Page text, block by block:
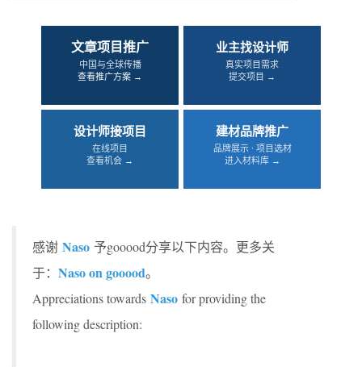
文章项目推广
中国与全球传播
查看推广方案 →
业主找设计师
真实项目需求
提交项目 →
设计师接项目
在线项目
查看机会 →
建材品牌推广
品牌展示 · 项目选材
进入材料库 →
感谢 Naso 予gooood分享以下内容。更多关
于： Naso on gooood。
Appreciations towards Naso for providing the
following description: